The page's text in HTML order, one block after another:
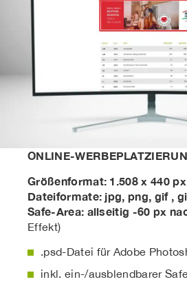
ONLINE-
Größenformat: 1.508 x 440 px
Dateiformate: jpg, png, gif ,
Safe-Area: allseitig -60 px
Effekt)
.psd-Datei für Adobe
inkl. ein-/ausblendbarer